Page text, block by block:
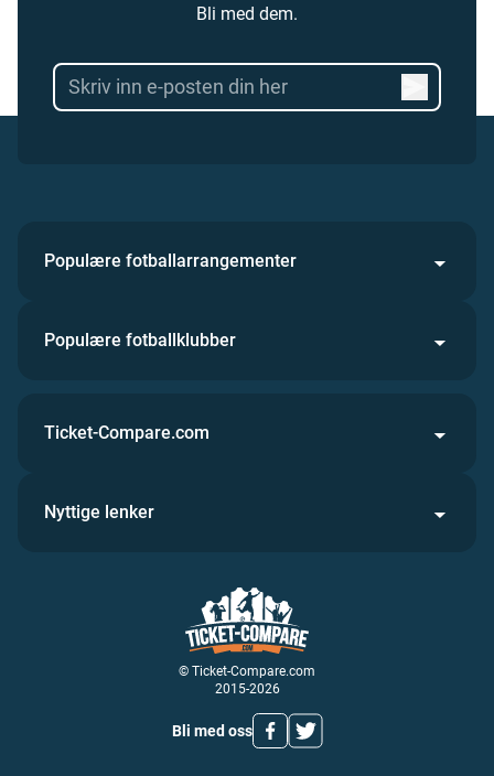
Bli med dem.
Populære fotballarrangementer
Populære fotballklubber
© Ticket-Compare.com
2015-2026
Bli med oss
Ticket-Compare.com
Nyttige lenker